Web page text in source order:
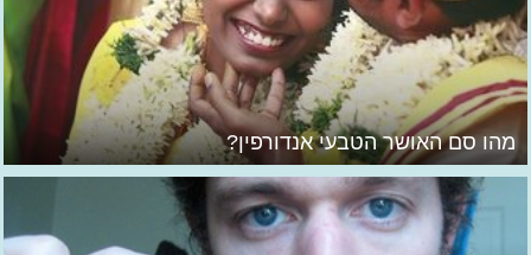
מהו סם האושר הטבעי אנדורפין?